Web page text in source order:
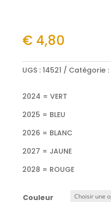
€4,80
UGS : 14521 Catégorie :
2024 = VERT
2025 = BLEU
2026 = BLANC
2027 = JAUNE
2028 = ROUGE
Couleur